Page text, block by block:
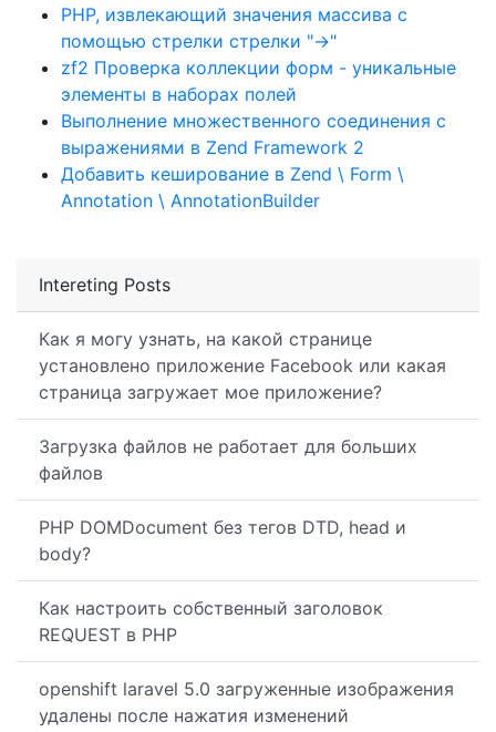
Intereting Posts
Как я могу узнать, на какой странице
установлено приложение Facebook или какая
страница загружает мое приложение?
Загрузка файлов не работает для больших
файлов
PHP DOMDocument без тегов DTD, head и
body?
Как настроить собственный заголовок
REQUEST в PHP
openshift laravel 5.0 загруженные изображения
удалены после нажатия изменений
PHP, извлекающий значения массива с
помощью стрелки стрелки "->"
zf2 Проверка коллекции форм - уникальные
элементы в наборах полей
Выполнение множественного соединения с
выражениями в Zend Framework 2
Добавить кеширование в Zend \ Form \
Annotation \ AnnotationBuilder